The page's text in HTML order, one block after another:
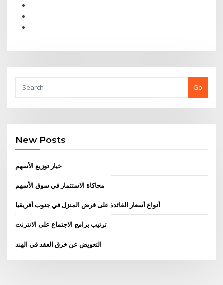
Go
New Posts
خيار توزيع الأسهم
محاكاة الاستثمار في سوق الأسهم
أنواع أسعار الفائدة على قرض المنزل في جنوب أفريقيا
ترتيب برامج الاجتماع على الانترنت
التعويض عن خرق العقد في الهند